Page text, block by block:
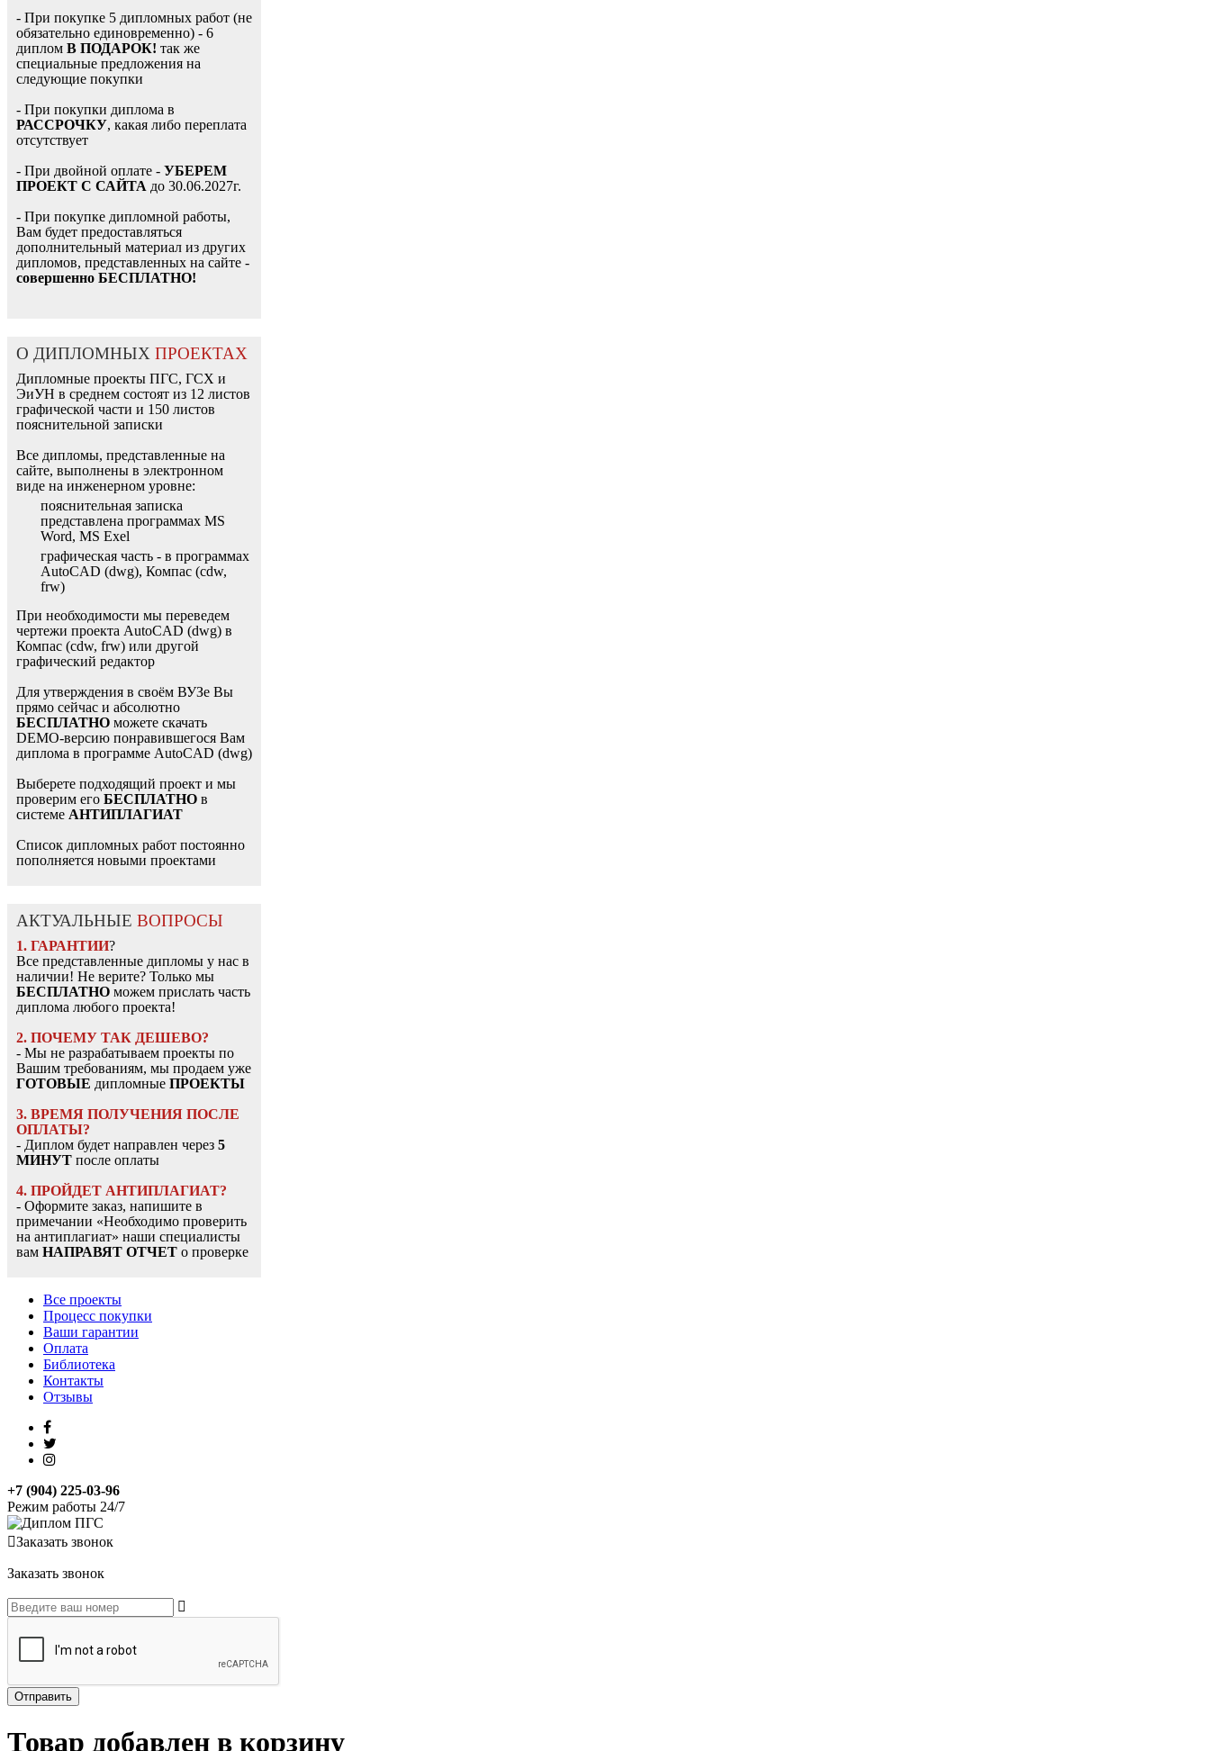
- При покупке 5 дипломных работ (не
обязательно единовременно) - 6
диплом В ПОДАРОК! так же
специальные предложения на
следующие покупки
- При покупки диплома в
РАССРОЧКУ, какая либо переплата
отсутствует
- При двойной оплате - УБЕРЕМ
ПРОЕКТ С САЙТА до 30.06.2027г.
- При покупке дипломной работы,
Вам будет предоставляться
дополнительный материал из других
дипломов, представленных на сайте -
совершенно БЕСПЛАТНО!
О ДИПЛОМНЫХ ПРОЕКТАХ
Дипломные проекты ПГС, ГСХ и
ЭиУН в среднем состоят из 12 листов
графической части и 150 листов
пояснительной записки
Все дипломы, представленные на
сайте, выполнены в электронном
виде на инженерном уровне:
пояснительная записка
представлена программах MS
Word, MS Exel
графическая часть - в программах
AutoCAD (dwg), Компас (cdw,
frw)
При необходимости мы переведем
чертежи проекта AutoCAD (dwg) в
Компас (cdw, frw) или другой
графический редактор
Для утверждения в своём ВУЗе Вы
прямо сейчас и абсолютно
БЕСПЛАТНО можете скачать
DEMO-версию понравившегося Вам
диплома в программе AutoCAD (dwg)
Выберете подходящий проект и мы
проверим его БЕСПЛАТНО в
системе АНТИПЛАГИАТ
Список дипломных работ постоянно
пополняется новыми проектами
АКТУАЛЬНЫЕ ВОПРОСЫ
1. ГАРАНТИИ?
Все представленные дипломы у нас в
наличии! Не верите? Только мы
БЕСПЛАТНО можем прислать часть
диплома любого проекта!
2. ПОЧЕМУ ТАК ДЕШЕВО?
- Мы не разрабатываем проекты по
Вашим требованиям, мы продаем уже
ГОТОВЫЕ дипломные ПРОЕКТЫ
3. ВРЕМЯ ПОЛУЧЕНИЯ ПОСЛЕ
ОПЛАТЫ?
- Диплом будет направлен через 5
МИНУТ после оплаты
4. ПРОЙДЕТ АНТИПЛАГИАТ?
- Оформите заказ, напишите в
примечании «Необходимо проверить
на антиплагиат» наши специалисты
вам НАПРАВЯТ ОТЧЕТ о проверке
Все проекты
Процесс покупки
Ваши гарантии
Оплата
Библиотека
Контакты
Отзывы
+7 (904) 225-03-96
Режим работы 24/7
Заказать звонок
Заказать звонок
Товар добавлен в корзину